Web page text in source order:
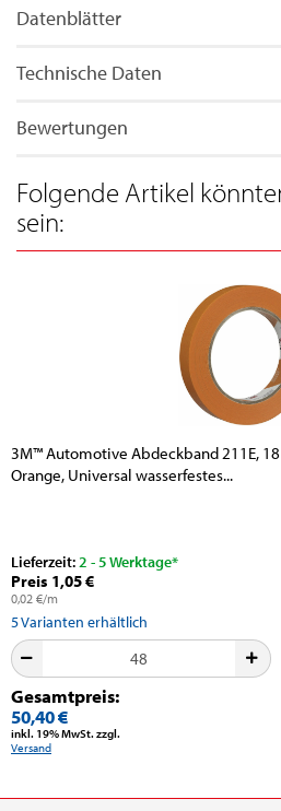
Datenblätter
Technische Daten
Bewertungen
Folgende Artikel
sein:
3M™ Automotive Abdeckband 211E,
Orange, Universal wasserfestes...
Lieferzeit: 2 - 5 Werktage*
Preis 1,05 €
0,02 €/m
5Varianten erhältlich
Gesamtpreis:
50,40 €
inkl. 19% MwSt. zzgl.
Versand